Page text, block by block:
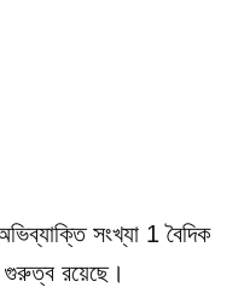
সংখ্যা 1 বৈদিক
গুরুত্ব রয়েছে।